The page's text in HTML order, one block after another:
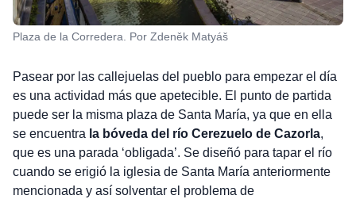
Plaza de la Corredera. Por Zdeněk Matyáš
Pasear por las callejuelas del pueblo para empezar el día
es una actividad más que apetecible. El punto de partida
puede ser la misma plaza de Santa María, ya que en ella
se encuentra la bóveda del río Cerezuelo de Cazorla,
que es una parada ‘obligada’. Se diseñó para tapar el río
cuando se erigió la iglesia de Santa María anteriormente
mencionada y así solventar el problema de